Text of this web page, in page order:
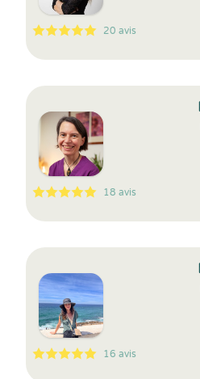
5
1
5
20 20 avis
5
1
5
18 18 avis
5
1
5
16 16 avis